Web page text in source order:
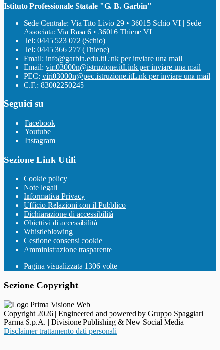
Istituto Professionale Statale "G. B. Garbin"
Sede Centrale: Via Tito Livio 29 • 36015 Schio VI | Sede
Associata: Via Rasa 6 • 36016 Thiene VI
Tel: 0445 523 072 (Schio)
Tel: 0445 366 277 (Thiene)
Email: info@garbin.edu.itLink per inviare una mail
Email: viri03000n@istruzione.itLink per inviare una mail
PEC: viri03000n@pec.istruzione.itLink per inviare una mail
C.F.: 83002250245
Seguici su
Facebook
Youtube
Instagram
Sezione Link Utili
Cookie policy
Note legali
Informativa Privacy
Ufficio Relazioni con il Pubblico
Dichiarazione di accessibilità
Obiettivi di accessibilità
Whistleblowing
Gestione consensi cookie
Amministrazione trasparente
Pagina visualizzata 1306 volte
Sezione Copyright
Copyright 2026 | Engineered and powered by Gruppo Spaggiari
Parma S.p.A. | Divisione Publishing & New Social Media
Disclaimer trattamento dati personali